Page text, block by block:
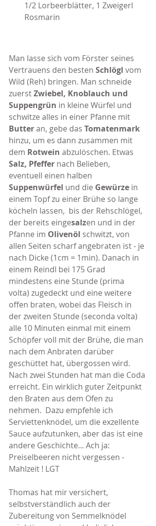
1/2 Lorbeerblätter, 1 Zweigerl
Rosmarin
Man lasse sich vom Förster seines
Vertrauens den besten Schlögl vom
Wild (Reh) bringen. Man schneide
zuerst Zwiebel, Knoblauch und
Suppengrün in kleine Würfel und
schwitze alles in einer Pfanne mit
Butter an, gebe das Tomatenmark
hinzu, um es dann zusammen mit
dem Rotwein abzulöschen. Etwas
Salz, Pfeffer nach Belieben,
eventuell einen halben
Suppenwürfel und die Gewürze in
einem Topf zu einer Brühe so lange
köcheln lassen,  bis der Rehschlögel,
der bereits eingesalzen und in der
Pfanne im Olivenöl schwitzt, von
allen Seiten scharf angebraten ist - je
nach Dicke (1cm = 1min). Danach in
einem Reindl bei 175 Grad
mindestens eine Stunde (prima
volta) zugedeckt und eine weitere
offen braten, wobei das Fleisch in
der zweiten Stunde (seconda volta)
alle 10 Minuten einmal mit einem
Schöpfer voll mit der Brühe, die man
nach dem Anbraten darüber
geschüttet hat, übergossen wird.
Nach zwei Stunden hat man die Coda
erreicht. Ein wirklich guter Zeitpunkt
den Braten aus dem Ofen zu
nehmen.  Dazu empfehle ich
Serviettenknödel, um die exzellente
Sauce aufzutunken, aber das ist eine
andere Geschichte... Ach ja:
Preiselbeeren nicht vergessen -
Mahlzeit ! LGT
Thomas hat mir versichert,
selbstverständlich auch der
Zubereitung von Semmelknödel